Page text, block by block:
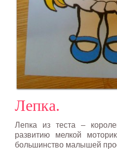
Лепка.
Лепка из теста –
развитию мелкой
большинство малышей